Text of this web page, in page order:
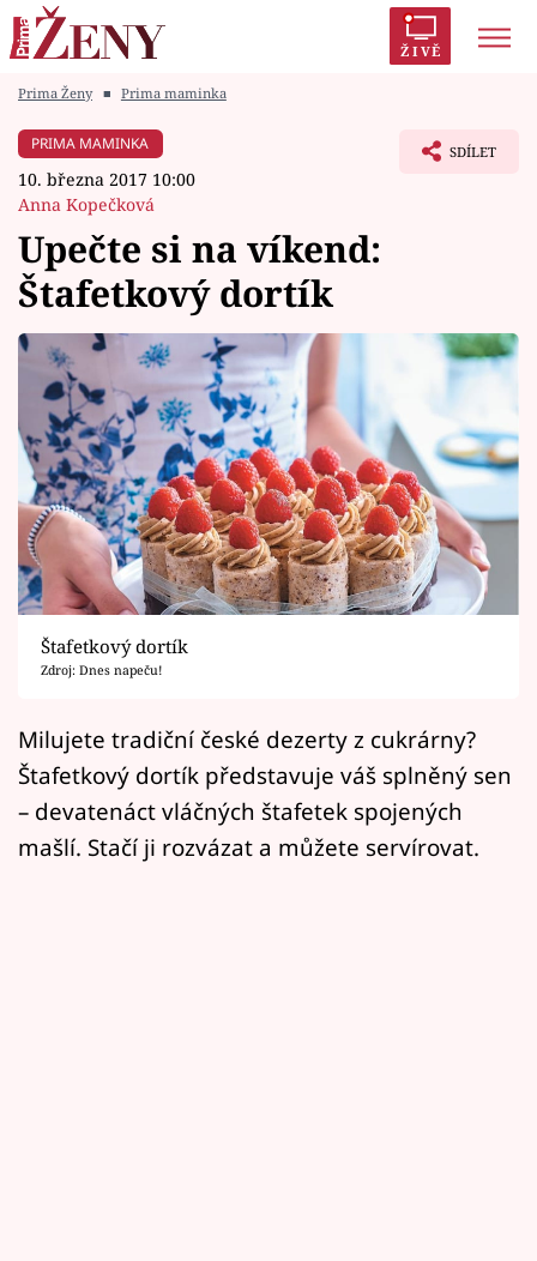
ŽIVĚ
Módní alarm
Zrádci
Témata
Celebrity
Vztahy
Seriály
Horoskopy
Sledujte prima+
Filmový festival Karlovy Vary
Mámy sobě
Přihlášení
Prima Ženy ■ Prima maminka
PRIMA MAMINKA
10. března 2017 10:00
Anna Kopečková
SDÍLET
Upečte si na víkend:
Štafetkový dortík
Štafetkový dortík
Zdroj: Dnes napeču!
Milujete tradiční české dezerty z cukrárny?
Štafetkový dortík představuje váš splněný sen
– devatenáct vláčných štafetek spojených
mašlí. Stačí ji rozvázat a můžete servírovat.